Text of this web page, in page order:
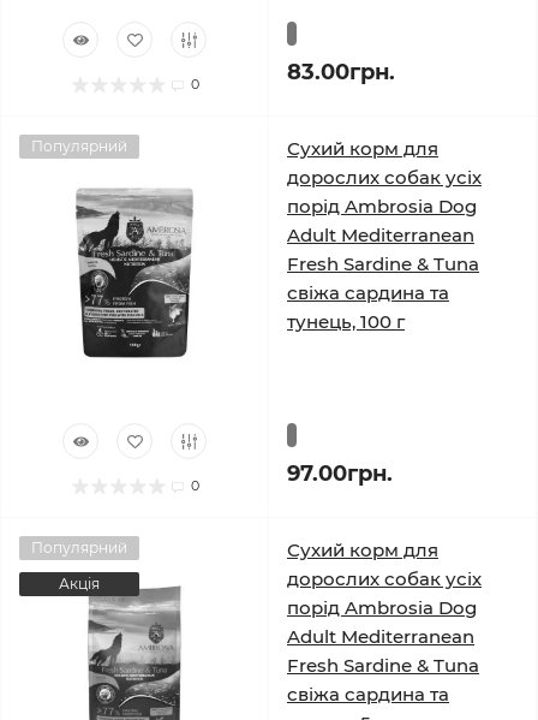
0 83.00грн.
Популярний
0
Сухий корм для
дорослих собак усіх
порід Ambrosia Dog
Adult Mediterranean
Fresh Sardine & Tuna
свіжа сардина та
тунець, 100 г
97.00грн.
Популярний
Акція
Сухий корм для
дорослих собак усіх
порід Ambrosia Dog
Adult Mediterranean
Fresh Sardine & Tuna
свіжа сардина та